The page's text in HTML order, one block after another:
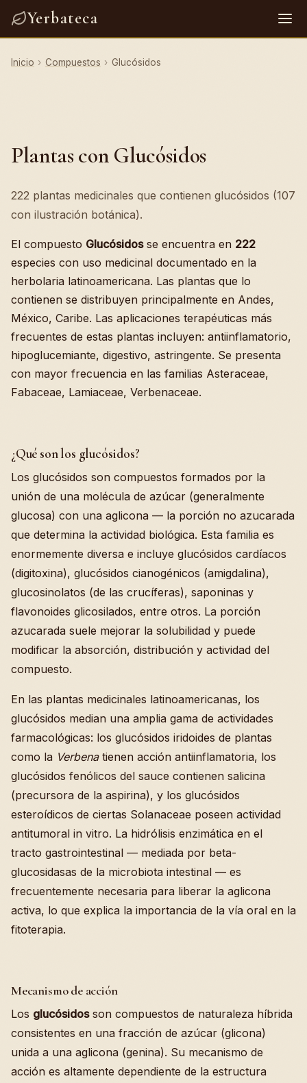
Yerbateca
Inicio › Compuestos › Glucósidos
Plantas con Glucósidos
222 plantas medicinales que contienen glucósidos (107
con ilustración botánica).
El compuesto Glucósidosse encuentra en 222
especies con uso medicinal documentado en la
herbolaria latinoamericana. Las plantas que lo
contienen se distribuyen principalmente en Andes,
México, Caribe. Las aplicaciones terapéuticas más
frecuentes de estas plantas incluyen: antiinflamatorio,
hipoglucemiante, digestivo, astringente. Se presenta
con mayor frecuencia en las familias Asteraceae,
Fabaceae, Lamiaceae, Verbenaceae.
¿Qué son los glucósidos?
Los glucósidos son compuestos formados por la
unión de una molécula de azúcar (generalmente
glucosa) con una aglicona — la porción no azucarada
que determina la actividad biológica. Esta familia es
enormemente diversa e incluye glucósidos cardíacos
(digitoxina), glucósidos cianogénicos (amigdalina),
glucosinolatos (de las crucíferas), saponinas y
flavonoides glicosilados, entre otros. La porción
azucarada suele mejorar la solubilidad y puede
modificar la absorción, distribución y actividad del
compuesto.
En las plantas medicinales latinoamericanas, los
glucósidos median una amplia gama de actividades
farmacológicas: los glucósidos iridoides de plantas
como la Verbenatienen acción antiinflamatoria, los
glucósidos fenólicos del sauce contienen salicina
(precursora de la aspirina), y los glucósidos
esteroídicos de ciertas Solanaceae poseen actividad
antitumoral in vitro. La hidrólisis enzimática en el
tracto gastrointestinal — mediada por beta-
glucosidasas de la microbiota intestinal — es
frecuentemente necesaria para liberar la aglicona
activa, lo que explica la importancia de la vía oral en la
fitoterapia.
Mecanismo de acción
Los glucósidosson compuestos de naturaleza híbrida
consistentes en una fracción de azúcar (glicona)
unida a una aglicona (genina). Su mecanismo de
acción es altamente dependiente de la estructura